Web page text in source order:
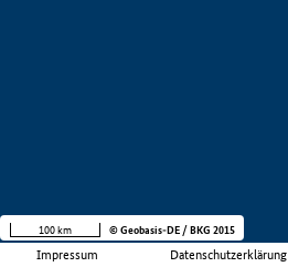
Impressum Datenschutzerklärung
100 km © Geobasis-DE / BKG 2015